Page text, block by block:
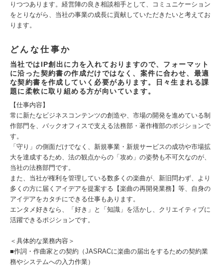
りつつあります。経営陣の良き相談相手として、コミュニケーション
をとりながら、当社の事業の成長に貢献していただきたいと考えてお
ります。
どんな仕事か
当社ではIP創出に力を入れておりますので、フォーマット
に沿った契約書の作成だけではなく、案件に合わせ、最適
な契約書を作成していく必要があります。日々生まれる課
題に柔軟に取り組める方が向いています。
【仕事内容】
常に新たなビジネスコンテンツの創造や、市場の開発を進めている制
作部門を、バックオフィスで支える法務部・著作権部のポジションで
す。
「守り」の側面だけでなく、新規事業・新規サービスの成功や市場拡
大を達成するため、法の観点からの「攻め」の姿勢も不可欠なのが、
当社の法務部門です。
また、当社が権利を管理している数多くの楽曲が、新旧問わず、より
多くの方に届くアイデアを提案する【楽曲の再開発業務】等、自身の
アイデアをカタチにできる仕事もあります。
エンタメ好きなら、「好き」と「知識」を活かし、クリエイティブに
活躍できるポジションです。
＜具体的な業務内容＞
■作詞・作曲家との契約（JASRACに楽曲の届出をするための契約業
務やシステムへの入力作業）